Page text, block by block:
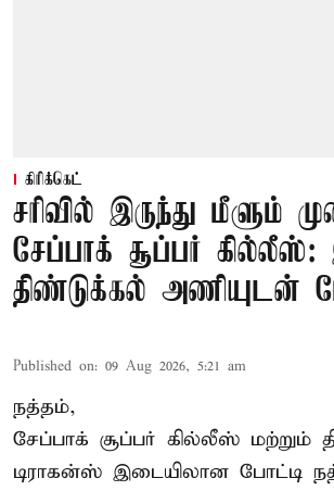
கிரிக்கெட்
சரிவில் இருந்து மீளும்
சேப்பாக் சூப்பர் கில்லீஸ்:
திண்டுக்கல் அணியுடன்
Published on: 09 Aug 2026, 5:21 am
நத்தம்,
சேப்பாக் சூப்பர் கில்லீஸ் மற்றும்
டிராகன்ஸ் இடையிலான போட்டி